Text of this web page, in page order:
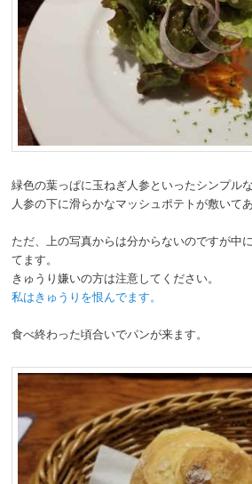
緑色の葉っぱに玉ねぎ人参といったシンプルな
人参の下に滑らかなマッシュポテトが敷いて
ただ、上の写真からは分からないのですが中
てます。
きゅうり嫌いの方は注意してください。
私はきゅうりを恨んでます。
食べ終わった頃合いでパンが来ます。